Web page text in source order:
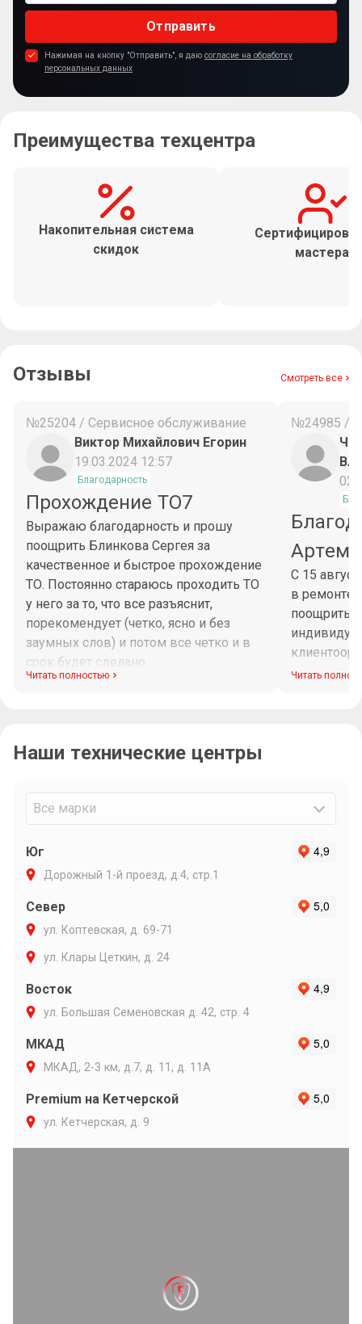
Отправить
Нажимая на кнопку "Отправить", я даю согласие на обработку
персональных данных
Преимущества техцентра
Накопительная система
скидок
мастера
Отзывы Смотреть все
№25204 / Сервисное обслуживание
Виктор Михайлович Егорин
19.03.2024 12:57
Благодарность
Прохождение ТО7
Выражаю благодарность и прошу
поощрить Блинкова Сергея за
качественное и быстрое прохождение
ТО. Постоянно стараюсь проходить ТО
у него за то, что все разъяснит,
порекомендует (четко, ясно и без
заумных слов) и потом все четко и в
срок будет сделано.
Читать полностью
№24985 /
С 15
в ремонте
поощрить
Максиму
Читать
Наши технические центры
Все марки
Юг
Дорожный 1-й проезд, д.4, стр.1
Север
ул. Коптевская, д. 69-71
ул. Клары Цеткин, д. 24
Восток
ул. Большая Семеновская д. 42, стр. 4
МКАД
МКАД, 2-3 км, д.7, д. 11, д. 11А
Premium на Кетчерской
ул. Кетчерская, д. 9